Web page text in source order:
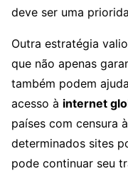
deve ser uma
Outra estratégia
que não apenas
também podem
acesso à internet
países com censura à
determinados sites
pode continuar seu